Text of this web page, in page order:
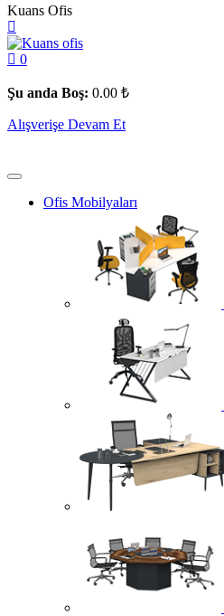
Kuans Ofis
0
Şu anda Boş: 0.00 ₺
Alışverişe Devam Et
Ofis Mobilyaları